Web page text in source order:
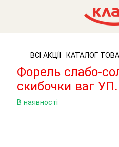
ВСІ АКЦІЇ КАТАЛОГ
Форель слабо-
скибочки ваг УП.
В наявності